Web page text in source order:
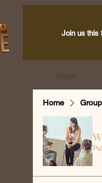
Join us this
About
Home